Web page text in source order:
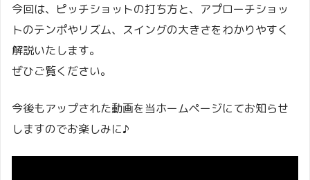
今回は、ピッチショットの打ち方と、アプローチショッ
トのテンポやリズム、スイングの大きさをわかりやすく
解説いたします。
ぜひご覧ください。
今後もアップされた動画を当ホームページにてお知らせ
しますのでお楽しみに♪